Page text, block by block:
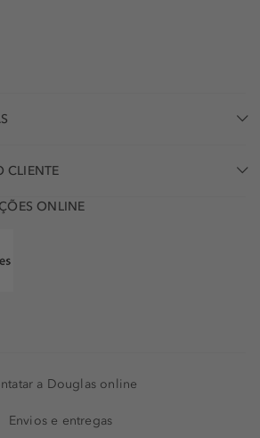
CLIENTE
ONLINE
a Douglas online
Envios e entregas